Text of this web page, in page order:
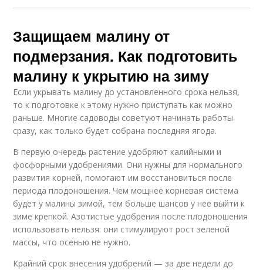
Защищаем малину от
подмерзания. Как подготовить
малину к укрытию на зиму
Если укрывать малину до установленного срока нельзя,
то к подготовке к этому нужно приступать как можно
раньше. Многие садоводы советуют начинать работы
сразу, как только будет собрана последняя ягода.
В первую очередь растение удобряют калийными и
фосфорными удобрениями. Они нужны для нормального
развития корней, помогают им восстановиться после
периода плодоношения. Чем мощнее корневая система
будет у малины зимой, тем больше шансов у нее выйти к
зиме крепкой. Азотистые удобрения после плодоношения
использовать нельзя: они стимулируют рост зеленой
массы, что осенью не нужно.
Крайний срок внесения удобрений — за две недели до